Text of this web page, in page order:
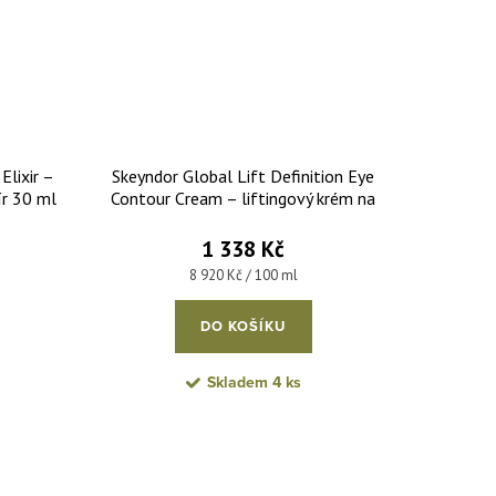
–
30 ml
Skeyndor Global Lift Definition Eye
Contour Cream – liftingový krém na
1 338 Kč
Měrná cena:
8 920 Kč / 100 ml
DO KOŠÍKU
Skladem 4 ks